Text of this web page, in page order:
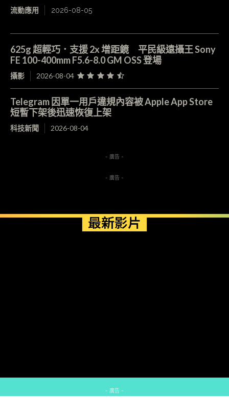
流動應用 2026-08-05
625g 超輕巧．支援 2x 增距鏡 平民級遠攝王 Sony
FE 100-400mm F5.6-8.0 GM OSS 登場
攝影 2026-08-04
Telegram 因單一用戶違規內容被 Apple App Store
短暫下架後迅速恢復上架
科技新聞 2026-08-04
- 廣告 -
- 廣告 -
最新影片
- 廣告 -